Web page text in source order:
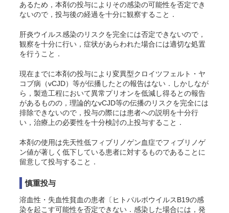
あるため，本剤の投与によりその感染の可能性を否定でき
ないので，投与後の経過を十分に観察すること．
肝炎ウイルス感染のリスクを完全には否定できないので，
観察を十分に行い，症状があらわれた場合には適切な処置
を行うこと．
現在までに本剤の投与により変異型クロイツフェルト・ヤ
コブ病（vCJD）等が伝播したとの報告はない．しかしなが
ら，製造工程において異常プリオンを低減し得るとの報告
があるものの，理論的なvCJD等の伝播のリスクを完全には
排除できないので，投与の際には患者への説明を十分行
い，治療上の必要性を十分検討の上投与すること．
本剤の使用は先天性低フィブリノゲン血症でフィブリノゲ
ン値が著しく低下している患者に対するものであることに
留意して投与すること．
慎重投与
溶血性・失血性貧血の患者〔ヒトパルボウイルスB19の感
染を起こす可能性を否定できない．感染した場合には，発